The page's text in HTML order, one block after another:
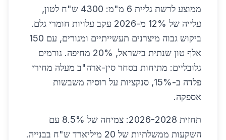
ממוצע לרשת גליית 6 מ"מ: 4300 ש"ח לטון,
עלייה של 12% מ-2026 עקב עלויות חומרי גלם.
ביקוש גבוה מיצרנים תעשייתיים ומגורים, עם 150
אלף טון שנתית בישראל, 20% מחיפה. גורמים
גלובליים: מתיחות בסחר סין-ארה"ב מעלה מחירי
פלדה ב-15%, סנקציות על רוסיה משבשות
אספקה.
תחזית 2026-2028: צמיחה של 8.5% עם
השקעות ממשלתיות של 20 מיליארד ש"ח בבנייה.